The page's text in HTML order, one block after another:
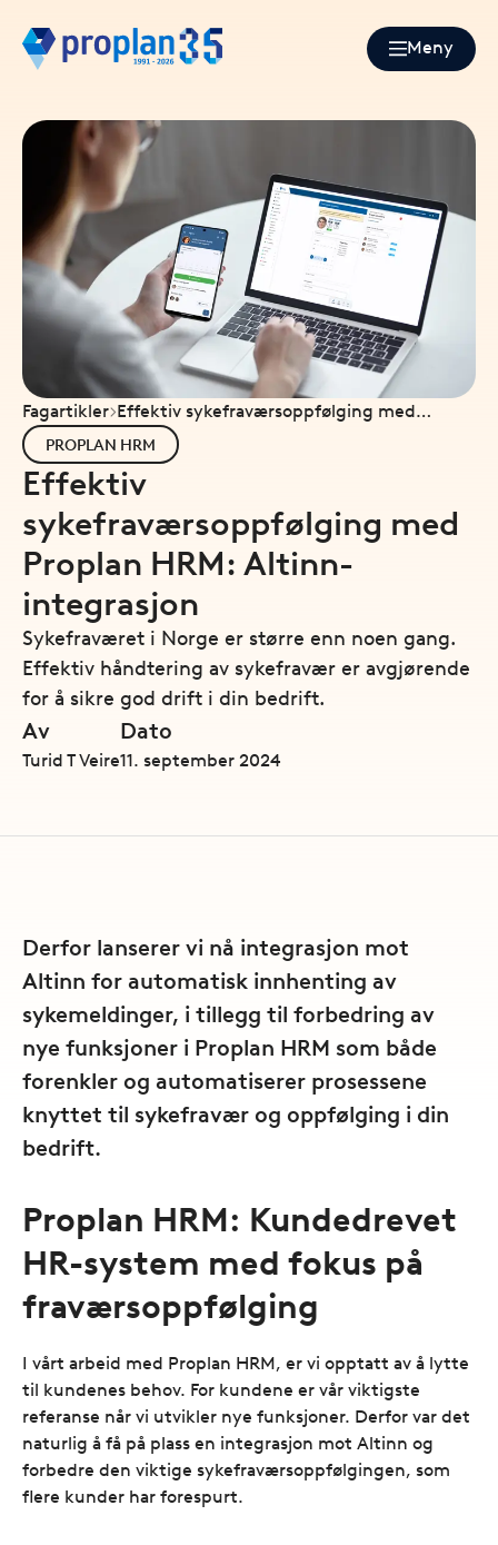
Meny
Fagartikler Effektiv sykefraværsoppfølging med
Proplan HRM: Altinn-integrasjon
PROPLAN HRM
Effektiv
sykefraværsoppfølging med
Proplan HRM: Altinn-
integrasjon
Sykefraværet i Norge er større enn noen gang.
Effektiv håndtering av sykefravær er avgjørende
for å sikre god drift i din bedrift.
Av
Turid T Veire
Dato
11. september 2024
Derfor lanserer vi nå integrasjon mot
Altinn for automatisk innhenting av
sykemeldinger, i tillegg til forbedring av
nye funksjoner i Proplan HRM som både
forenkler og automatiserer prosessene
knyttet til sykefravær og oppfølging i din
bedrift.
Proplan HRM: Kundedrevet
HR-system med fokus på
fraværsoppfølging
I vårt arbeid med Proplan HRM, er vi opptatt av å lytte
til kundenes behov. For kundene er vår viktigste
referanse når vi utvikler nye funksjoner. Derfor var det
naturlig å få på plass en integrasjon mot Altinn og
forbedre den viktige sykefraværsoppfølgingen, som
flere kunder har forespurt.